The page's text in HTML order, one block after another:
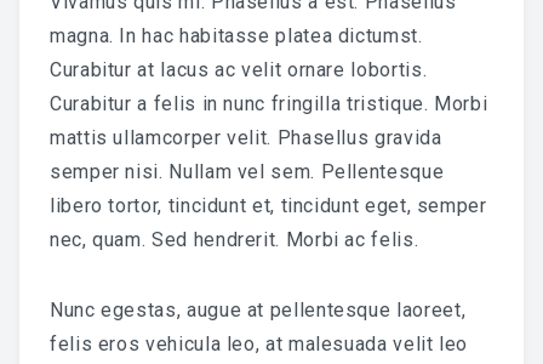
magna. In hac habitasse platea dictumst.
Curabitur at lacus ac velit ornare lobortis.
Curabitur a felis in nunc fringilla tristique. Morbi
mattis ullamcorper velit. Phasellus gravida
semper nisi. Nullam vel sem. Pellentesque
libero tortor, tincidunt et, tincidunt eget, semper
nec, quam. Sed hendrerit. Morbi ac felis.
Nunc egestas, augue at pellentesque laoreet,
felis eros vehicula leo, at malesuada velit leo